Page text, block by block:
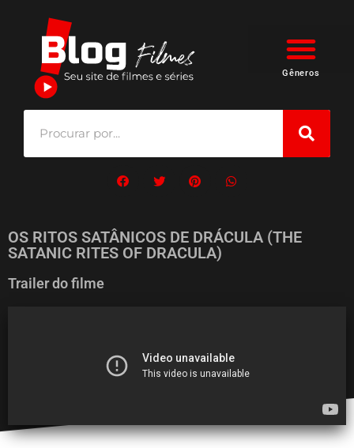
Gêneros
OS RITOS SATÂNICOS DE DRÁCULA (THE
SATANIC RITES OF DRACULA)
Trailer do filme